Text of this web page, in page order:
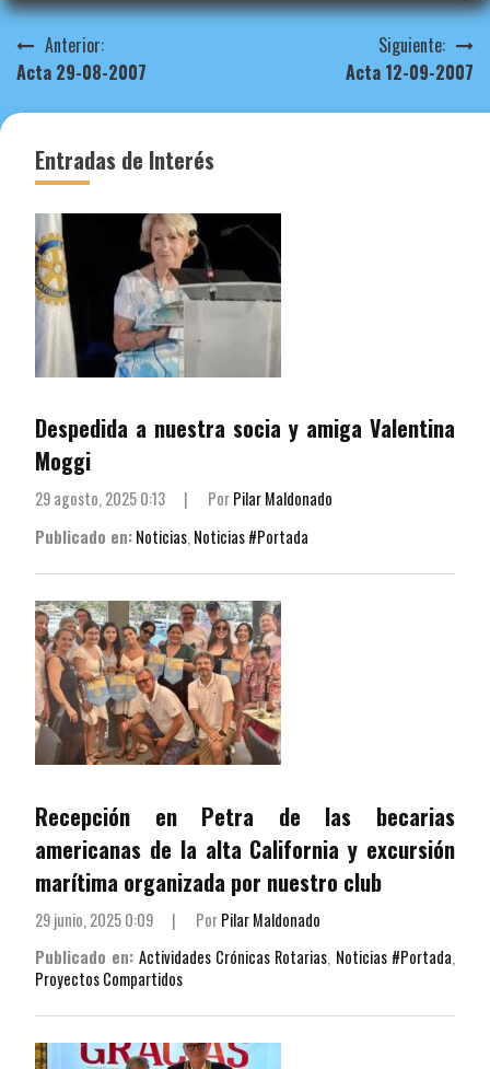
Navegación
de
Anterior:
Acta 29-08-2007
Siguiente:
Acta 12-09-2007
Entradas de Interés
Despedida a nuestra socia y amiga Valentina
Moggi
29 agosto, 2025 0:13 | PorPilar Maldonado
Publicado en:Noticias, Noticias #Portada
Recepción en Petra de las becarias
americanas de la alta California y excursión
marítima organizada por nuestro club
29 junio, 2025 0:09 | PorPilar Maldonado
Publicado en: Actividades Crónicas Rotarias, Noticias #Portada,
Proyectos Compartidos